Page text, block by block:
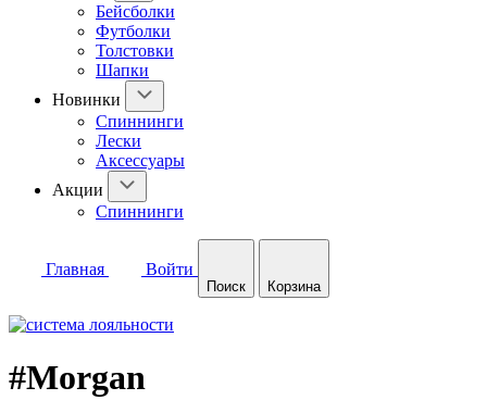
Бейсболки
Футболки
Толстовки
Шапки
Новинки
Спиннинги
Лески
Аксессуары
Акции
Спиннинги
Главная Войти
Поиск Корзина
#Morgan